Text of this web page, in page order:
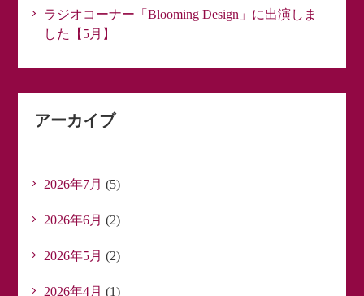
ラジオコーナー「Blooming Design」に出演しま
した【5月】
アーカイブ
2026年7月 (5)
2026年6月 (2)
2026年5月 (2)
2026年4月 (1)